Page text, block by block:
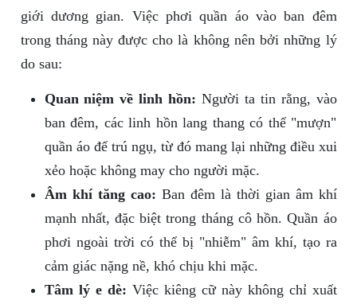
giới dương gian. Việc phơi quần áo vào ban đêm
trong tháng này được cho là không nên bởi những lý
do sau:
Quan niệm về linh hồn: Người ta tin rằng, vào
ban đêm, các linh hồn lang thang có thể "mượn"
quần áo để trú ngụ, từ đó mang lại những điều xui
xẻo hoặc không may cho người mặc.
Âm khí tăng cao: Ban đêm là thời gian âm khí
mạnh nhất, đặc biệt trong tháng cô hồn. Quần áo
phơi ngoài trời có thể bị "nhiễm" âm khí, tạo ra
cảm giác nặng nề, khó chịu khi mặc.
Tâm lý e dè: Việc kiêng cữ này không chỉ xuất